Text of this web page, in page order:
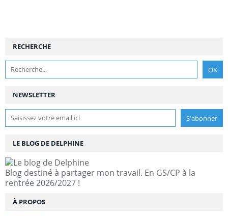
NEWSLETTER
RECHERCHE
LE BLOG DE DELPHINE
Blog destiné à partager mon travail. En GS/CP à la
rentrée 2026/2027 !
À PROPOS